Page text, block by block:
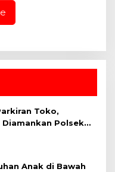
Toko,
Polsek
Anak di Bawah